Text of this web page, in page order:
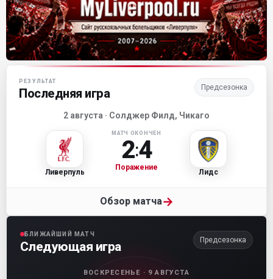
Матч-центр «Ливерпуля»
РЕЗУЛЬТАТ
Последняя игра Предсезонка
2 августа · Солджер Филд, Чикаго
Ливерпуль
МАТЧ ОКОНЧЕН
2:4
Поражение
Лидс
Обзор матча→
БЛИЖАЙШИЙ МАТЧ
Следующая игра Предсезонка
ВОСКРЕСЕНЬЕ · 9 АВГУСТА